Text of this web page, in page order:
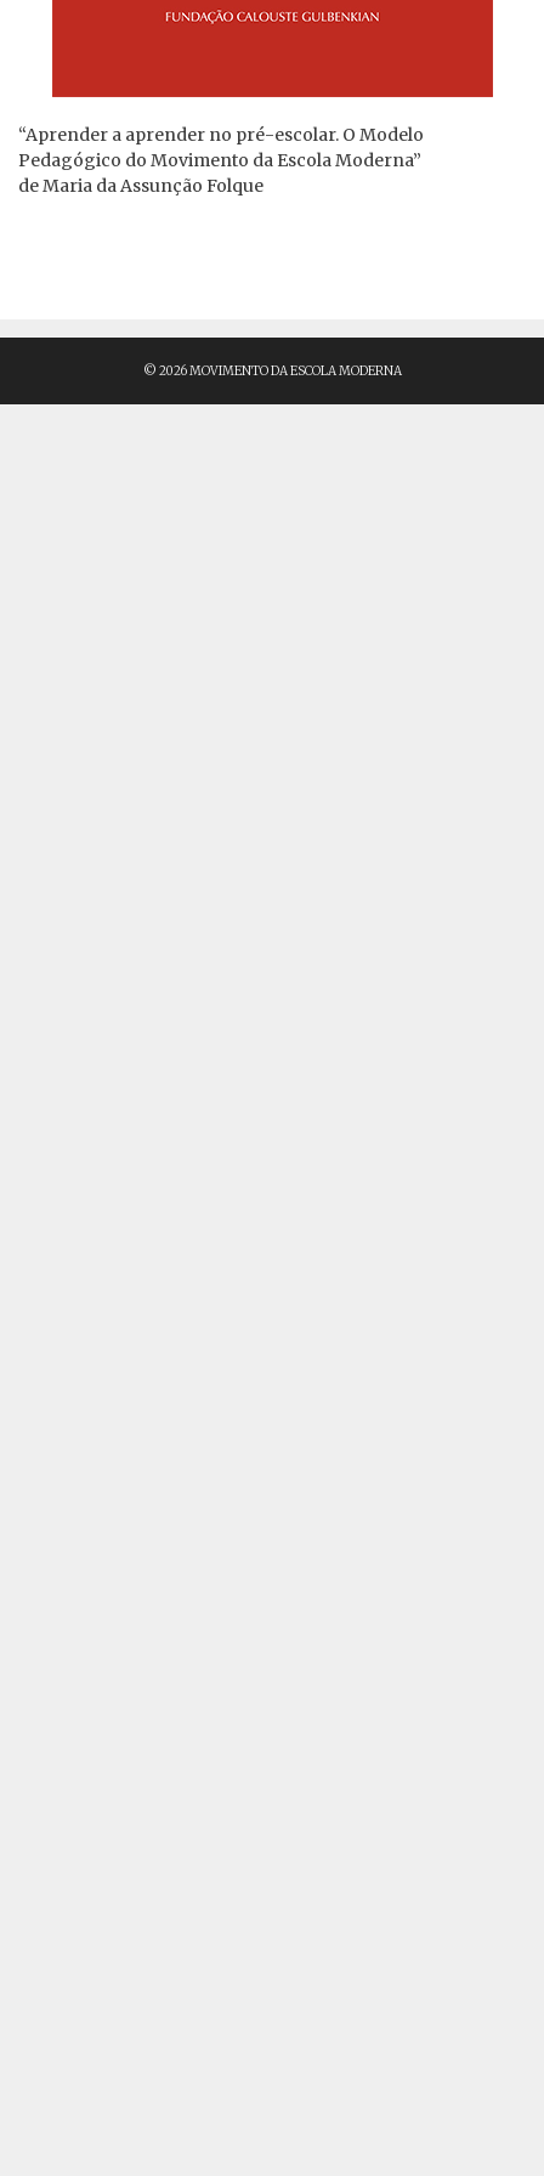
“Aprender a aprender no pré-escolar. O Modelo
Pedagógico do Movimento da Escola Moderna”
de Maria da Assunção Folque
© 2026 MOVIMENTO DA ESCOLA MODERNA